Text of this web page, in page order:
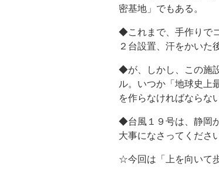
密基地」でもある。
◆これまで、手作りで
２台設置、汗をかいた
◆が、しかし、この施
ル。いつか「地球史上
を作らなければならな
◆台風１９号は、静岡
大事になさってくださ
☆今回は「上を向いて